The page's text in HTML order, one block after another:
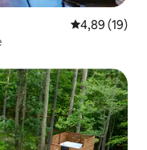
5 üzerinden
4,89 (19)
arasında